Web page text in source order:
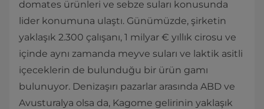
domates ürünleri ve sebze suları konusunda
lider konumuna ulaştı. Günümüzde, şirketin
yaklaşık 2.300 çalışanı, 1 milyar € yıllık cirosu ve
içinde aynı zamanda meyve suları ve laktik asitli
içeceklerin de bulunduğu bir ürün gamı
bulunuyor. Denizaşırı pazarlar arasında ABD ve
Avusturalya olsa da, Kagome gelirinin yaklaşık